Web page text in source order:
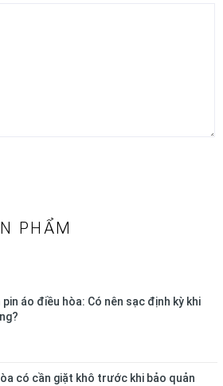
PHẨM
pin áo điều hòa: Có nên sạc định kỳ khi
có cần giặt khô trước khi bảo quản